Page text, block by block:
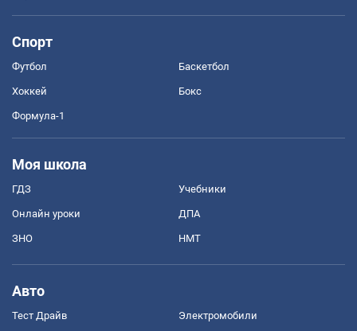
Спорт
Футбол Баскетбол
Хоккей Бокс
Формула-1
Моя школа
ГДЗ Учебники
Онлайн уроки ДПА
ЗНО НМТ
Авто
Тест Драйв Электромобили